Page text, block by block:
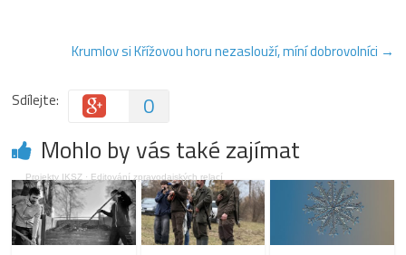
Projekty IKSZ · Editování zpravodajských relací
Krumlov si Křížovou horu nezaslouží, míní dobrovolníci →
Sdílejte: 0
Mohlo by vás také zajímat